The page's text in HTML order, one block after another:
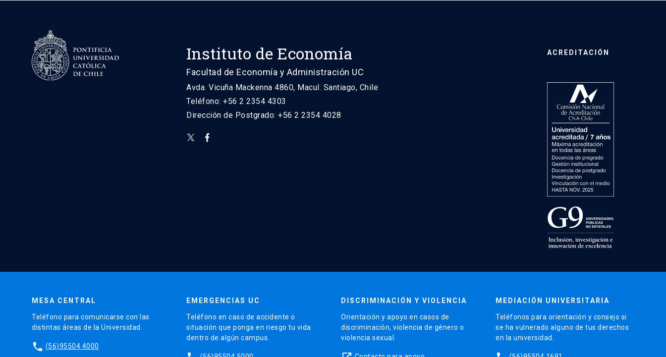
Instituto de Economía
Facultad de Economía y Administración UC
Avda. Vicuña Mackenna 4860, Macul. Santiago, Chile
Teléfono: +56 2 2354 4303
Dirección de Postgrado: +56 2 2354 4028
ACREDITACIÓN
MESA CENTRAL
Teléfono para comunicarse con las
distintas áreas de la Universidad.
phone (56)95504 4000
EMERGENCIAS UC
Teléfono en caso de accidente o
situación que ponga en riesgo tu vida
dentro de algún campus.
DISCRIMINACIÓN Y VIOLENCIA
Orientación y apoyo en casos de
discriminación, violencia de género o
violencia sexual.
MEDIACIÓN UNIVERSITARIA
Teléfonos para orientación y consejo si
se ha vulnerado alguno de tus derechos
en la universidad.